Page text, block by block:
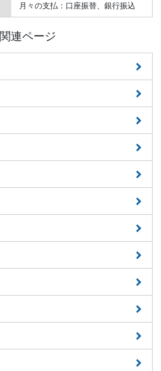
月々の支払：口座振替、銀行振込
関連ページ